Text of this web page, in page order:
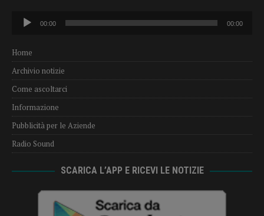
Audio
Player
00:00 00:00
Home
Archivio notizie
Come ascoltarci
Informazione
Pubblicità per le Aziende
Radio Sound
SCARICA L’APP E RICEVI LE NOTIZIE